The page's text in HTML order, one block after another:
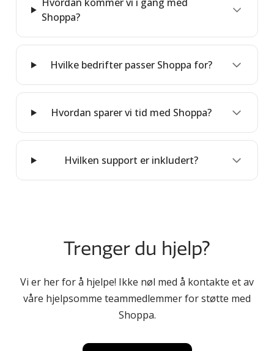
Hvordan kommer vi i gang med
Shoppa?
Hvilke bedrifter passer Shoppa for?
Hvordan sparer vi tid med Shoppa?
Hvilken support er inkludert?
Trenger du hjelp?
Vi er her for å hjelpe! Ikke nøl med å kontakte et av
våre hjelpsomme teammedlemmer for støtte med
Shoppa.